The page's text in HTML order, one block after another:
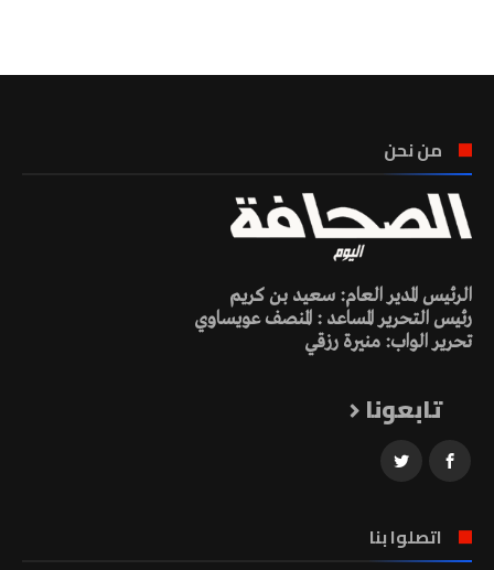
من نحن
الرئيس المدير العام: سعيد بن كريم
رئيس التحرير المساعد : المنصف عويساوي
تحرير الواب: منيرة رزقي
تابعونا
اتصلوا بنا